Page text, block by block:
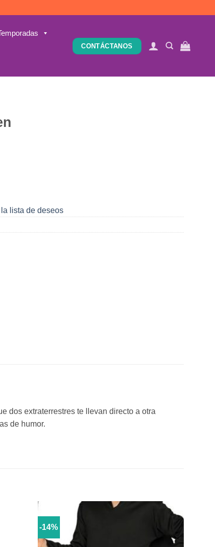
CONTÁCTANOS
lista de deseos
dos extraterrestres te llevan directo a otra
de humor.
-14%
Añadir
a la
lista de